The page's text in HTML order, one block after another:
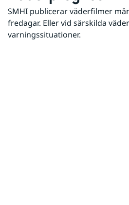
SMHI publicerar väderfilmer
fredagar. Eller vid särskilda
varningssituationer.